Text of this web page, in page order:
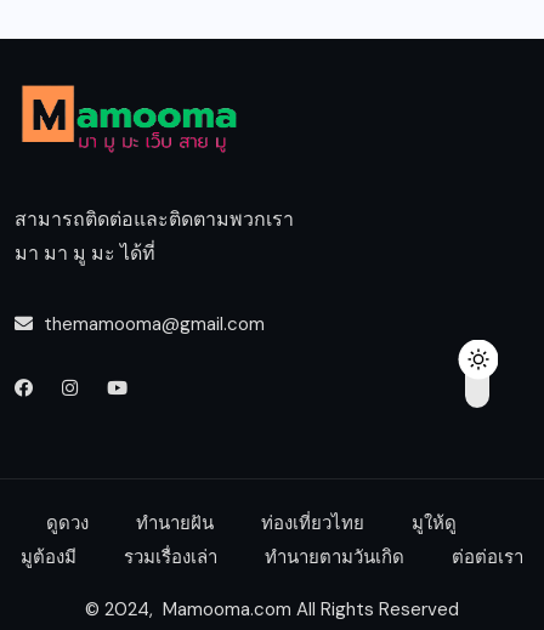
สามารถติดต่อและติดตามพวกเรา
มา มา มู มะ ได้ที่
themamooma@gmail.com
ดูดวง ทำนายฝัน ท่องเที่ยวไทย
มูให้ดู
มูต้องมี
รวมเรื่องเล่า ทำนายตามวันเกิด ต่อต่อเรา
© 2024, Mamooma.com All Rights Reserved